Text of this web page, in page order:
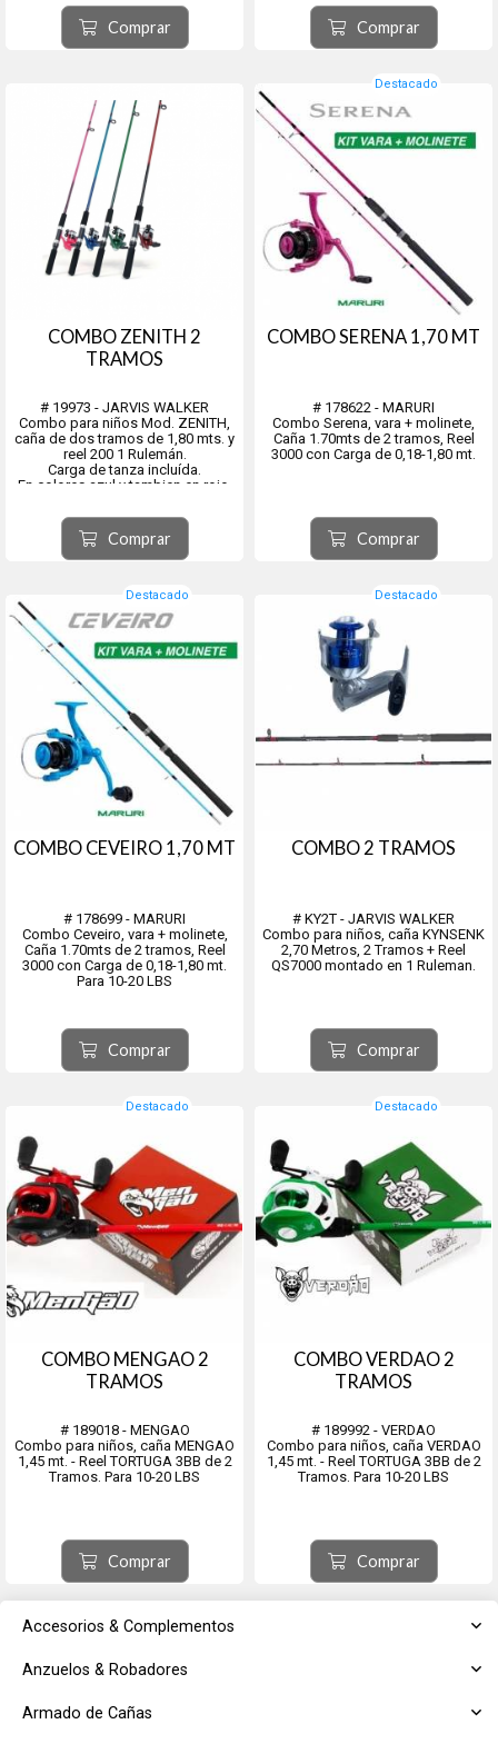
Accesorios & Complementos
Anzuelos & Robadores
Armado de Cañas
Comprar Comprar
COMBO ZENITH 2
TRAMOS
# 19973 - JARVIS WALKER
Combo para niños Mod. ZENITH,
caña de dos tramos de 1,80 mts. y
reel 200 1 Rulemán.
Carga de tanza incluída.
En colores azul y tambien en rojo.
Comprar
Destacado
COMBO SERENA 1,70 MT
# 178622 - MARURI
Combo Serena, vara + molinete,
Caña 1.70mts de 2 tramos, Reel
3000 con Carga de 0,18-1,80 mt.
Comprar
Destacado
COMBO CEVEIRO 1,70 MT
# 178699 - MARURI
Combo Ceveiro, vara + molinete,
Caña 1.70mts de 2 tramos, Reel
3000 con Carga de 0,18-1,80 mt.
Para 10-20 LBS
Comprar
Destacado
COMBO 2 TRAMOS
# KY2T - JARVIS WALKER
Combo para niños, caña KYNSENK
2,70 Metros, 2 Tramos + Reel
QS7000 montado en 1 Ruleman.
Comprar
Destacado
COMBO MENGAO 2
TRAMOS
# 189018 - MENGAO
Combo para niños, caña MENGAO
1,45 mt. - Reel TORTUGA 3BB de 2
Tramos. Para 10-20 LBS
Comprar
Destacado
COMBO VERDAO 2
TRAMOS
# 189992 - VERDAO
Combo para niños, caña VERDAO
1,45 mt. - Reel TORTUGA 3BB de 2
Tramos. Para 10-20 LBS
Comprar